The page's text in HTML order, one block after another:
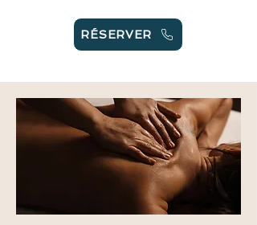
RÉSERVER